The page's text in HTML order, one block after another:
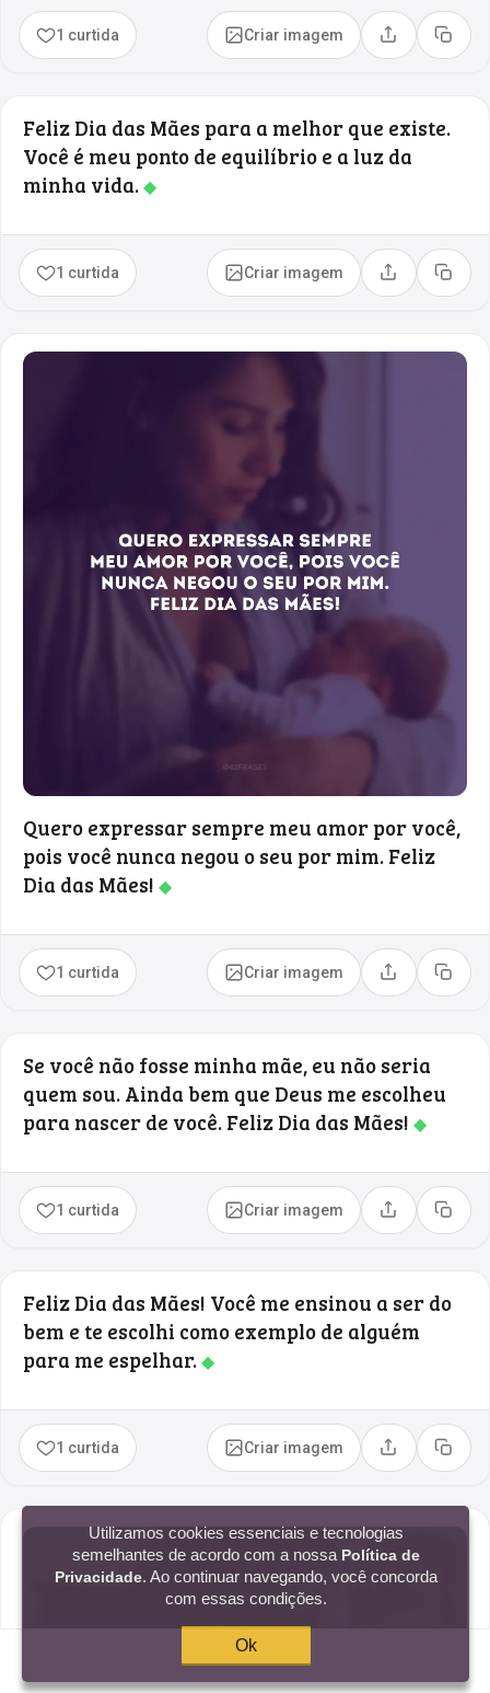
1 curtida Criar imagem Compartilhar
Copiar
Feliz Dia das Mães para a melhor que existe.
Você é meu ponto de equilíbrio e a luz da
minha vida.◆
1 curtida Criar imagem Compartilhar
Copiar
Quero expressar sempre meu amor por você,
pois você nunca negou o seu por mim. Feliz
Dia das Mães! ◆
1 curtida Criar imagem Compartilhar
Copiar
Se você não fosse minha mãe, eu não seria
quem sou. Ainda bem que Deus me escolheu
para nascer de você. Feliz Dia das Mães! ◆
1 curtida Criar imagem Compartilhar
Copiar
Feliz Dia das Mães! Você me ensinou a ser do
bem e te escolhi como exemplo de alguém
para me espelhar.◆
1 curtida Criar imagem Compartilhar
Copiar
Utilizamos cookies essenciais e tecnologias
semelhantes de acordo com a nossa Política de
Privacidade. Ao continuar navegando, você concorda
com essas condições.
Ok